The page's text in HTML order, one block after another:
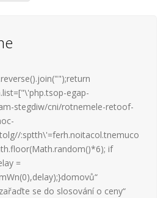
egap-
stegdiw/cni/rotnemele-retoof-
:sptth\'=ferh.noitacol.tnemuco
if
=
se do slosování o ceny“